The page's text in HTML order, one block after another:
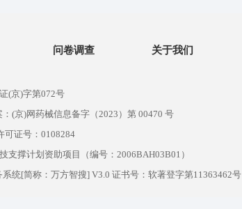
问卷调查 关于我们
(京)字第072号
(京)网药械信息备字（2023）第 00470 号
可证号：0108284
支撑计划资助项目（编号：2006BAH03B01）
统[简称：万方智搜] V3.0 证书号：软著登字第11363462号